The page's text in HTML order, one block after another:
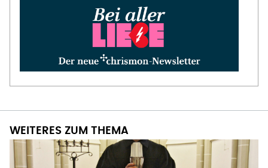
WEITERES ZUM THEMA